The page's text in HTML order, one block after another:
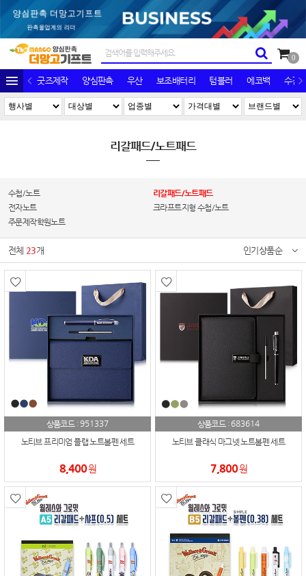
0
굿즈제작 양심판촉 우산 보조배터리 텀블러 에코백 수건/
리갈패드/노트패드
수첩/노트
리갈패드/노트패드
전자노트
크라프트지형 수첩/노트
주문제작학원노트
전체 23개 인기상품순
상품코드 :951337
노티브 프리미엄 플랩 노트볼펜 세트
8,400원
상품코드 : 683614
노티브 클래식 마그넷 노트볼펜 세트
7,800원